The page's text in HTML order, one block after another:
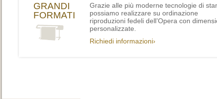
GRANDI
FORMATI
Grazie alle più moderne tecnologie di
possiamo realizzare su ordinazione
riproduzioni fedeli dell’Opera con
personalizzate.
Richiedi informazioni›